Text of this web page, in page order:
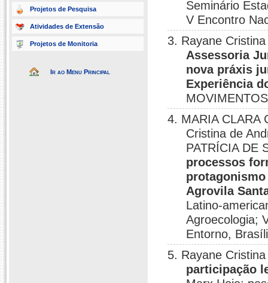
Projetos de Pesquisa
Atividades de Extensão
Projetos de Monitoria
Ir ao Menu Principal
Seminário
V Encontro
3. Rayane
Assessoria
nova práxis
Experiência
4. MARIA CLARA
Cristina de
PATRÍCIA DE
processos
Agrovila
Latino-
Agroecologia;
Entorno,
5. Rayane
participação